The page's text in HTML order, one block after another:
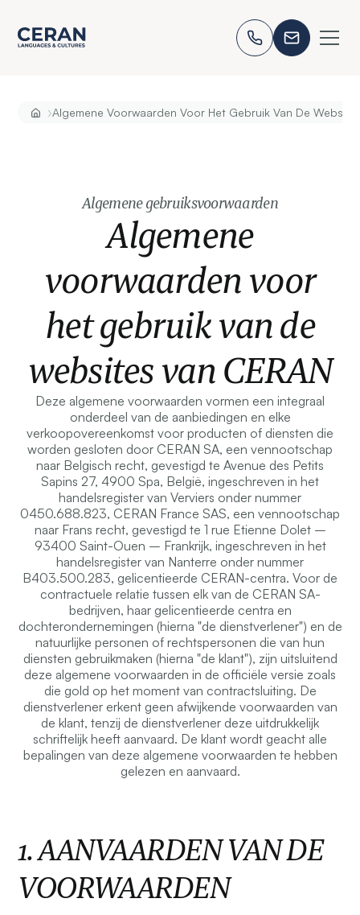
›Algemene Voorwaarden Voor Het Gebruik Van De
Algemene gebruiksvoorwaarden
Algemene
voorwaarden voor
het gebruik van de
websites van CERAN
Deze algemene voorwaarden vormen een integraal
onderdeel van de aanbiedingen en elke
verkoopovereenkomst voor producten of diensten die
worden gesloten door CERAN SA, een vennootschap
naar Belgisch recht, gevestigd te Avenue des Petits
Sapins 27, 4900 Spa, België, ingeschreven in het
handelsregister van Verviers onder nummer
0450.688.823, CERAN France SAS, een vennootschap
naar Frans recht, gevestigd te 1 rue Etienne Dolet –
93400 Saint-Ouen – Frankrijk, ingeschreven in het
handelsregister van Nanterre onder nummer
B403.500.283, gelicentieerde CERAN-centra. Voor de
contractuele relatie tussen elk van de CERAN SA-
bedrijven, haar gelicentieerde centra en
dochterondernemingen (hierna "de dienstverlener") en de
natuurlijke personen of rechtspersonen die van hun
diensten gebruikmaken (hierna "de klant"), zijn uitsluitend
deze algemene voorwaarden in de officiële versie zoals
die gold op het moment van contractsluiting. De
dienstverlener erkent geen afwijkende voorwaarden van
de klant, tenzij de dienstverlener deze uitdrukkelijk
schriftelijk heeft aanvaard. De klant wordt geacht alle
bepalingen van deze algemene voorwaarden te hebben
gelezen en aanvaard.
1. AANVAARDEN VAN DE
VOORWAARDEN